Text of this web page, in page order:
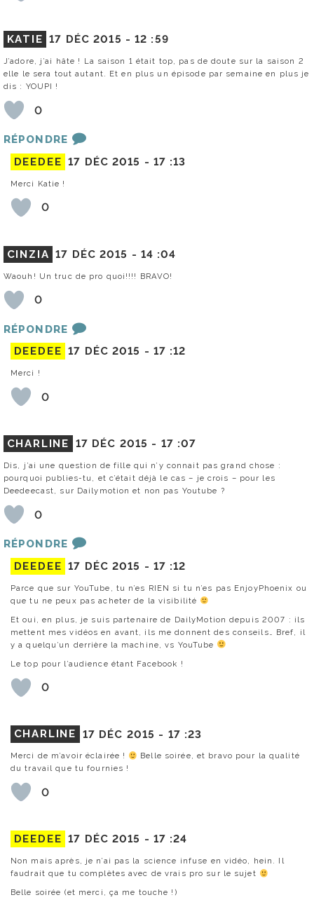
KATIE 17 DÉC 2015 -12 :59
J’adore, j’ai hâte ! La saison 1 était top, pas de doute sur la saison 2
elle le sera tout autant. Et en plus un épisode par semaine en plus je
dis : YOUPI !
0
RÉPONDRE
DEEDEE 17 DÉC 2015 - 17 :13
Merci Katie !
0
CINZIA 17 DÉC 2015 - 14 :04
Waouh! Un truc de pro quoi!!!! BRAVO!
0
RÉPONDRE
DEEDEE 17 DÉC 2015 - 17 :12
Merci !
0
CHARLINE 17 DÉC 2015 - 17 :07
Dis, j’ai une question de fille qui n’y connait pas grand chose :
pourquoi publies-tu, et c’était déjà le cas – je crois – pour les
Deedeecast, sur Dailymotion et non pas Youtube ?
0
RÉPONDRE
DEEDEE 17 DÉC 2015 - 17 :12
Parce que sur YouTube, tu n’es RIEN si tu n’es pas EnjoyPhoenix ou
que tu ne peux pas acheter de la visibilité
Et oui, en plus, je suis partenaire de DailyMotion depuis 2007 : ils
mettent mes vidéos en avant, ils me donnent des conseils… Bref, il
y a quelqu’un derrière la machine, vs YouTube
Le top pour l’audience étant Facebook !
0
CHARLINE 17 DÉC 2015 - 17 :23
Merci de m’avoir éclairée !
Belle soirée, et bravo pour la qualité
du travail que tu fournies !
0
DEEDEE 17 DÉC 2015 - 17 :24
Non mais après, je n’ai pas la science infuse en vidéo, hein. Il
faudrait que tu complètes avec de vrais pro sur le sujet
Belle soirée (et merci, ça me touche !)